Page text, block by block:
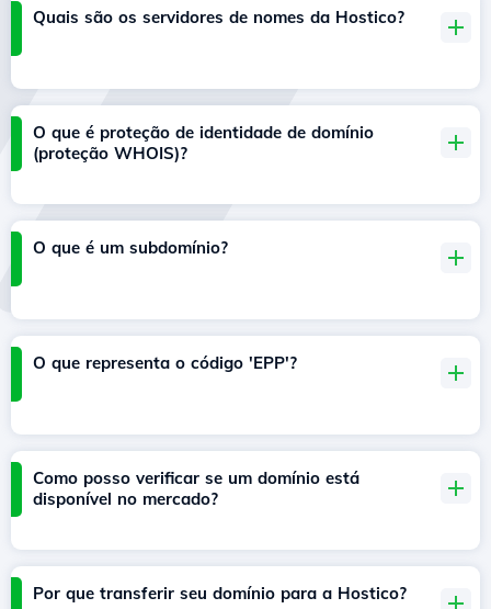
Quais são os servidores de nomes da Hostico?
O que é proteção de identidade de domínio
(proteção WHOIS)?
O que é um subdomínio?
O que representa o código 'EPP'?
Como posso verificar se um domínio está
disponível no mercado?
Por que transferir seu domínio para a Hostico?